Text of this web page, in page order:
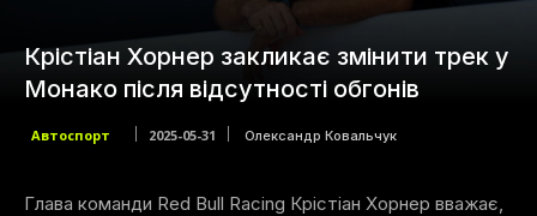
Крістіан Хорнер закликає змінити трек у
Монако після відсутності обгонів
Автоспорт 2025-05-31 Олександр Ковальчук
Глава команди Red Bull Racing Крістіан Хорнер вважає,